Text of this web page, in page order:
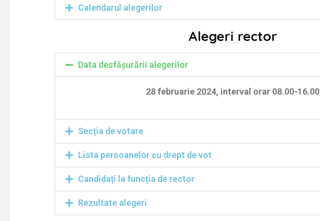
Calendarul alegerilor
Alegeri rector
Data desfășurării alegerilor
28 februarie 2024, interval orar 08.00-16.00
Secția de votare
Lista persoanelor cu drept de vot
Candidați la funcția de rector
Rezultate alegeri